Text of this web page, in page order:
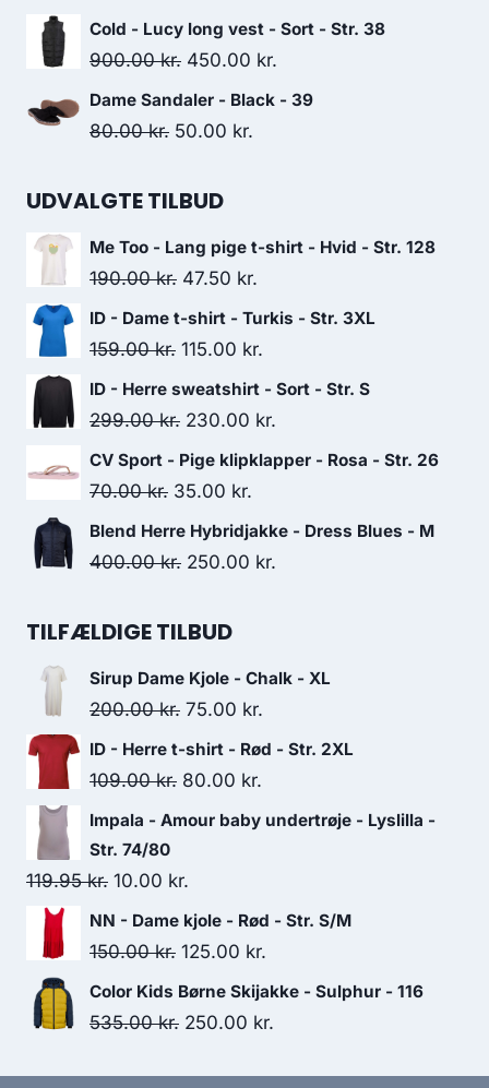
price
was:
price
is:
Cold - Lucy long vest - Sort - Str. 38
900.00kr. Original
price
was:
450.00 kr.
price
Dame Sandaler - Black - 39
80.00kr. Original
was:
50.00 kr.
UDVALGTE TILBUD
Me Too - Lang pige t-shirt - Hvid - Str. 128
190.00kr. Original
price
was:
47.50 kr.
price
is:
ID - Dame t-shirt - Turkis - Str. 3XL
159.00kr. Original
price
was:
115.00 kr.
price
is:
ID - Herre sweatshirt - Sort - Str. S
299.00kr. Original
price
was:
230.00 kr.
price
CV Sport - Pige klipklapper - Rosa - Str. 26
70.00kr. Original
price
was:
35.00 kr.
price
is:
Blend Herre Hybridjakke - Dress Blues - M
400.00kr. Original
was:
250.00 kr.
TILFÆLDIGE TILBUD
Sirup Dame Kjole - Chalk - XL
200.00kr. Original
price
was:
75.00 kr.
price
ID - Herre t-shirt - Rød - Str. 2XL
109.00kr. Original
price
109.00 kr..
80.00 kr.
price
Impala - Amour baby undertrøje - Lyslilla -
Str. 74/80
119.95kr. Original
price
was:
10.00 kr.
price
is:
NN - Dame kjole - Rød - Str. S/M
150.00kr. Original
price
was:
125.00 kr.
price
is:
Color Kids Børne Skijakke - Sulphur - 116
535.00kr. Original
250.00 kr.